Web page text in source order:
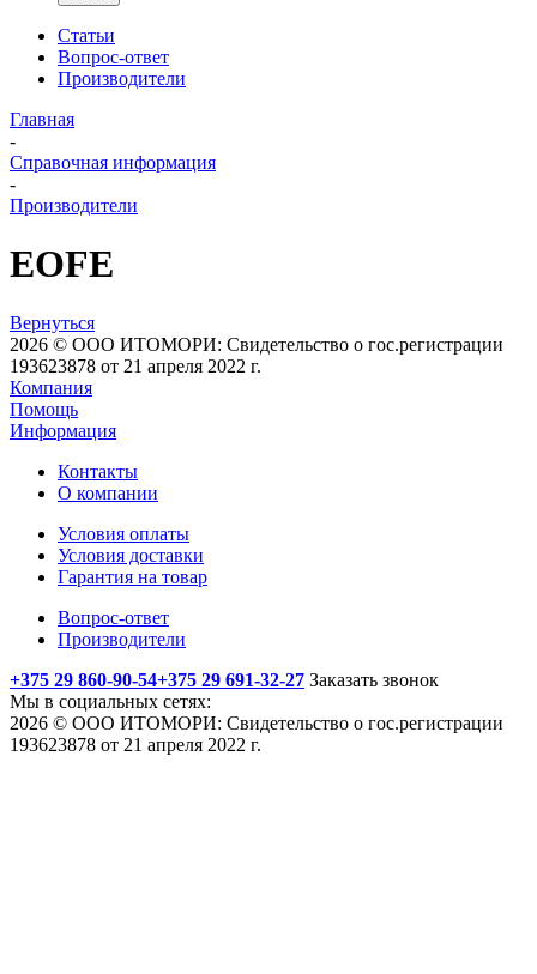
Статьи
Вопрос-ответ
Производители
Главная
-
Справочная информация
-
Производители
EOFE
Вернуться
2026 © ООО ИТОМОРИ: Свидетельство о гос.регистрации
193623878 от 21 апреля 2022 г.
Компания
Помощь
Информация
Контакты
О компании
Условия оплаты
Условия доставки
Гарантия на товар
Вопрос-ответ
Производители
+375 29 860-90-54+375 29 691-32-27 Заказать звонок
Мы в социальных сетях:
2026 © ООО ИТОМОРИ: Свидетельство о гос.регистрации
193623878 от 21 апреля 2022 г.